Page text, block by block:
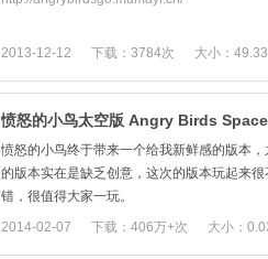
们的堡垒。而在全新的“急脾气”篇章，则包含
处有各种古怪有趣的疯狂药水。此外全新的炸
鸟将会登场，拥有强大的地磁波力量，将制造
一战! 愤怒的小鸟原版下载地址：
http://www.mumayi.com/android-23284.html
2013-12-12 下载：3784次 大小：
愤怒的小鸟太空版 Angry Birds Space
愤怒的小鸟终于带来一个给我新鲜感的版本，
的版本实在是缺乏创意，这次的版本玩起来很
错，很值得大家一玩。
2014-02-07
下载：406万+次 大小：